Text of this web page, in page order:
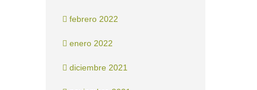
febrero 2022
enero 2022
diciembre 2021